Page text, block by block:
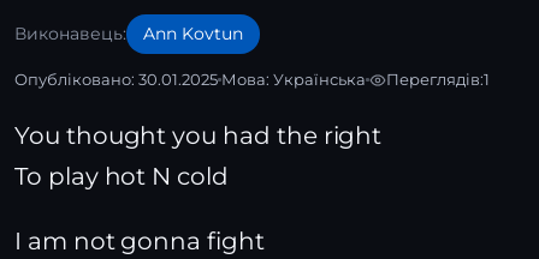
Виконавець: Ann Kovtun
Опубліковано: 30.01.2025 Мова: Українська Переглядів:1
You thought you had the right
To play hot N cold
I am not gonna fight